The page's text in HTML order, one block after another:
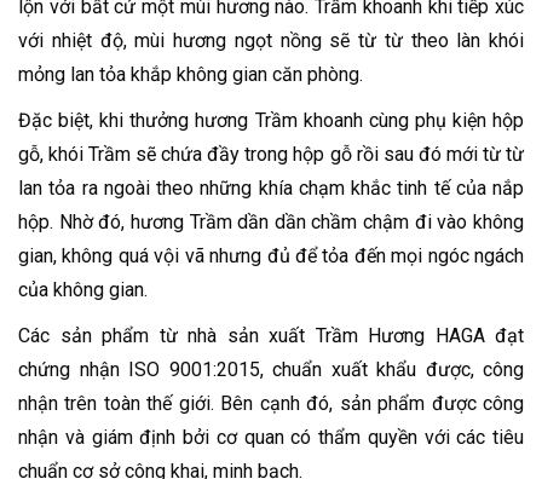
lộn với bất cứ một mùi hương nào. Trầm khoanh khi tiếp xúc
với nhiệt độ, mùi hương ngọt nồng sẽ từ từ theo làn khói
mỏng lan tỏa khắp không gian căn phòng.
Đặc biệt, khi thưởng hương Trầm khoanh cùng phụ kiện hộp
gỗ, khói Trầm sẽ chứa đầy trong hộp gỗ rồi sau đó mới từ từ
lan tỏa ra ngoài theo những khía chạm khắc tinh tế của nắp
hộp. Nhờ đó, hương Trầm dần dần chầm chậm đi vào không
gian, không quá vội vã nhưng đủ để tỏa đến mọi ngóc ngách
của không gian.
Các sản phẩm từ nhà sản xuất Trầm Hương HAGA đạt
chứng nhận ISO 9001:2015, chuẩn xuất khẩu được, công
nhận trên toàn thế giới. Bên cạnh đó, sản phẩm được công
nhận và giám định bởi cơ quan có thẩm quyền với các tiêu
chuẩn cơ sở công khai, minh bạch.